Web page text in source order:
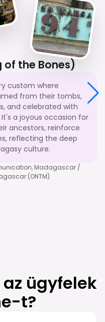
of the Bones)
custom where
from their tombs,
and celebrated with
a joyous occasion for
ancestors, reinforce
reflecting the deep
culture.
Madagascar /
(ONTM)
ügyfelek
t?